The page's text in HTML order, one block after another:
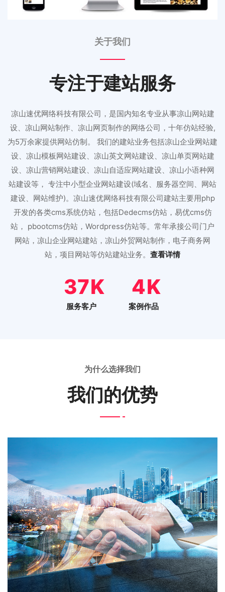
关于我们
专注于建站服务
凉山速优网络科技有限公司，是国内知名专业从事凉山网站建
设、凉山网站制作、凉山网页制作的网络公司，十年仿站经验,
为5万余家提供网站仿制。 我们的建站业务包括凉山企业网站建
设、凉山模板网站建设、凉山英文网站建设、凉山单页网站建
设、凉山营销网站建设、凉山自适应网站建设、凉山小语种网
站建设等， 专注中小型企业网站建设(域名、服务器空间、网站
建设、网站维护)。凉山速优网络科技有限公司建站主要用php
开发的各类cms系统仿站，包括Dedecms仿站，易优cms仿
站， pbootcms仿站，Wordpress仿站等。常年承接公司门户
网站，凉山企业网站建站，凉山外贸网站制作，电子商务网
站，项目网站等仿站建站业务。 查看详情
46
服务客户
5
案例作品
为什么选择我们
我们的优势